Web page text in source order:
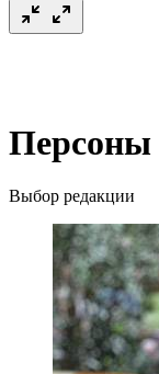
Персоны
Выбор редакции